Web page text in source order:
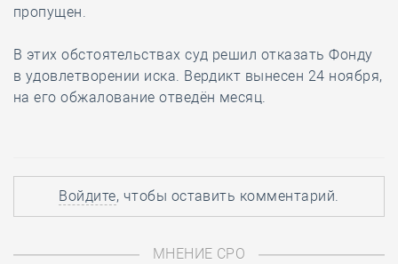
пропущен.
В этих обстоятельствах суд решил отказать Фонду
в удовлетворении иска. Вердикт вынесен 24 ноября,
на его обжалование отведён месяц.
Войдите, чтобы оставить комментарий.
МНЕНИЕ СРО